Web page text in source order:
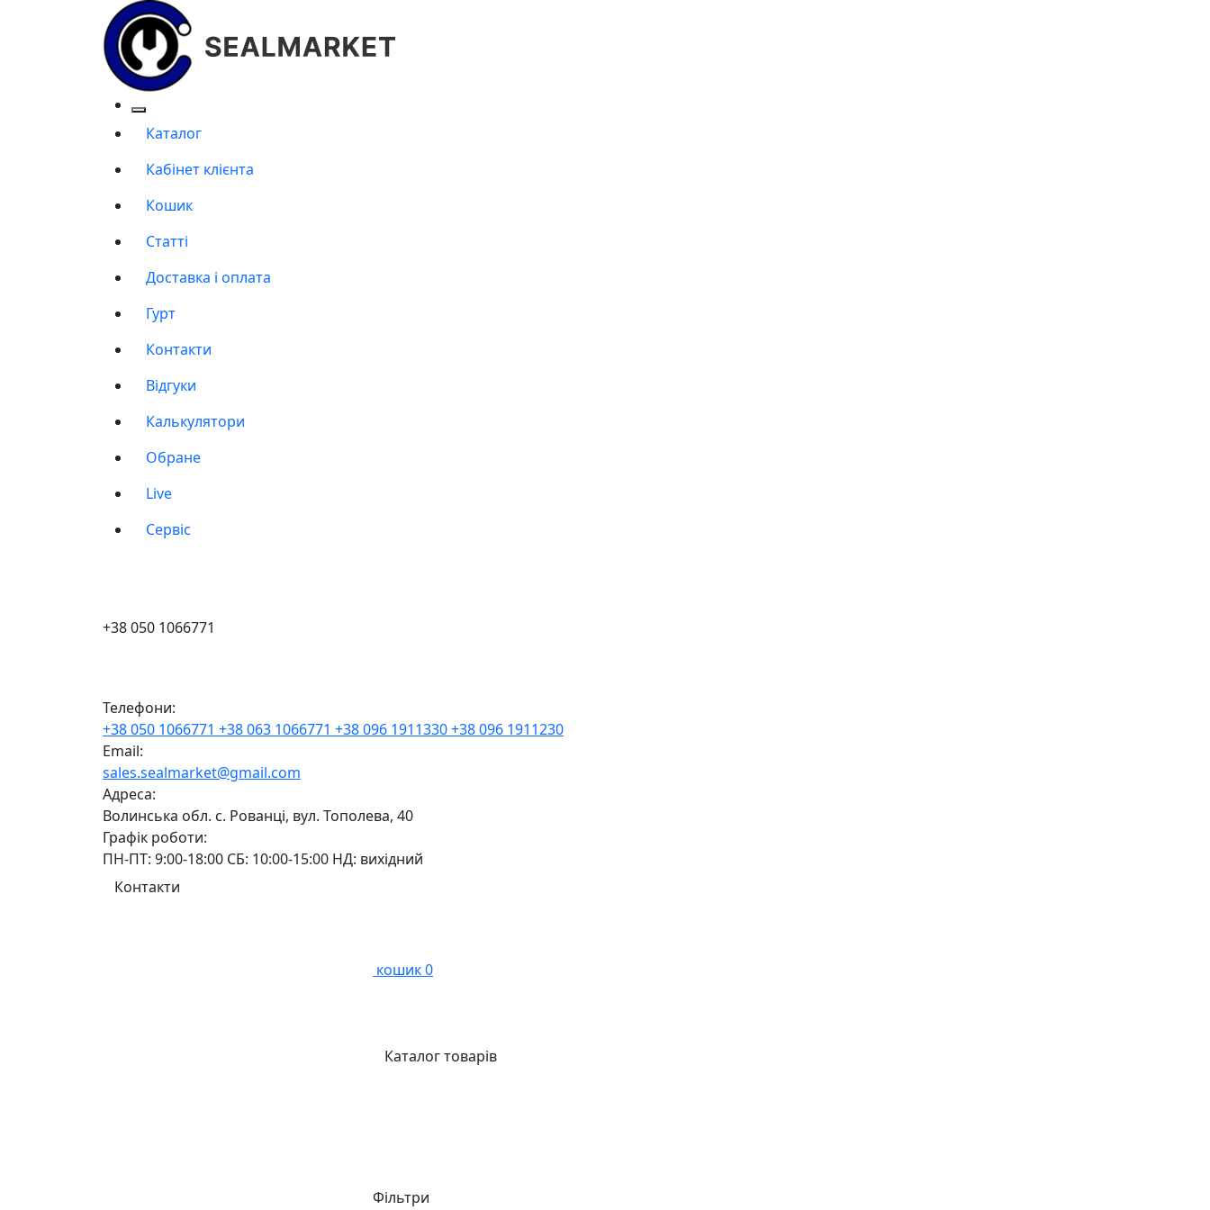
Каталог
Кабінет клієнта
Кошик
Статті
Доставка і оплата
Гурт
Контакти
Відгуки
Калькулятори
Обране
Live
Сервіс
+38 050 1066771
Телефони:
+38 050 1066771 +38 063 1066771 +38 096 1911330+38 096 1911230
Email:
sales.sealmarket@gmail.com
Адреса:
Волинська обл. с. Рованці, вул. Тополева, 40
Графік роботи:
ПН-ПТ: 9:00-18:00 СБ: 10:00-15:00 НД: вихідний
Контакти
кошик0
Каталог товарів
Фільтри